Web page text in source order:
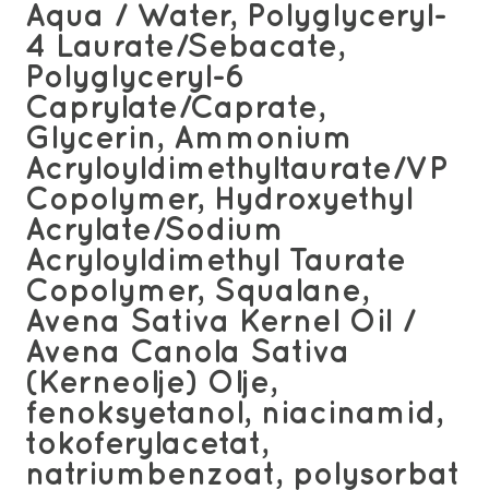
Aqua / Water, Polyglyceryl-
4 Laurate/Sebacate,
Polyglyceryl-6
Caprylate/Caprate,
Glycerin, Ammonium
Acryloyldimethyltaurate/VP
Copolymer, Hydroxyethyl
Acrylate/Sodium
Acryloyldimethyl Taurate
Copolymer, Squalane,
Avena Sativa Kernel Oil /
Avena Canola Sativa
(Kerneolje) Olje,
fenoksyetanol, niacinamid,
tokoferylacetat,
natriumbenzoat, polysorbat